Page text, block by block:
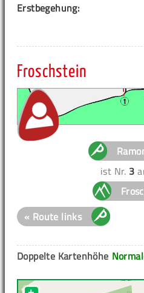
Erstbegehung:
Froschstein
ist Nr. 3
« Route links
Doppelte Kartenhöhe